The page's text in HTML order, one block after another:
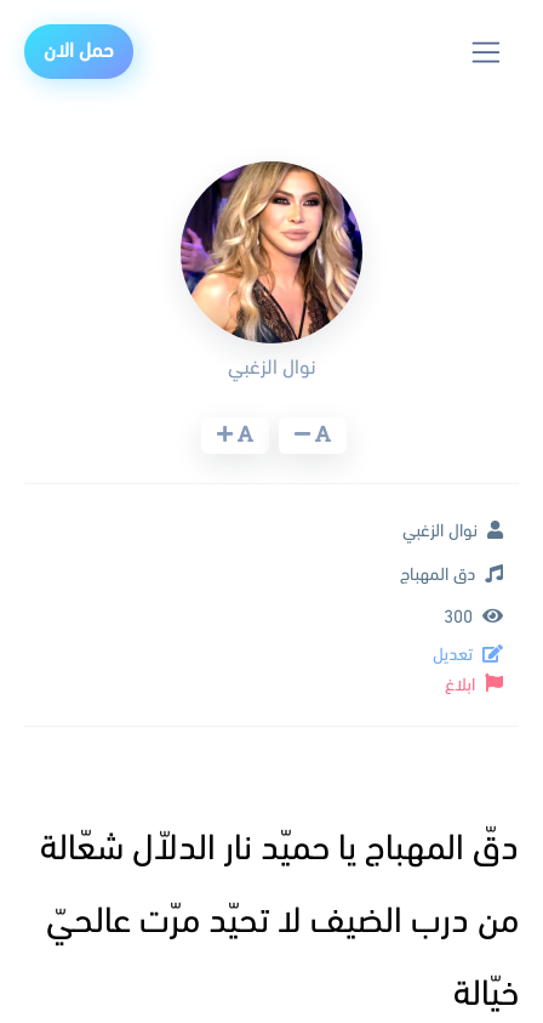
حمل الان
دقّ المهباج يا حميّد نار الدلاّل شعّالة
من درب الضيف لا تحيّد مرّت عالحيّ
خيّالة
نوال الزغبي
نوال الزغبي
دق المهباج
300
تعديل
ابلاغ